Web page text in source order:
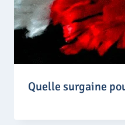
Quelle surgaine